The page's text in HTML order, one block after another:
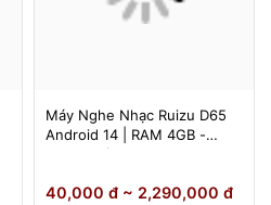
Máy Nghe Nhạc Ruizu D65
Android 14 | RAM 4GB -
64GB Chính Hãng
40,000 đ ~ 2,290,000 đ